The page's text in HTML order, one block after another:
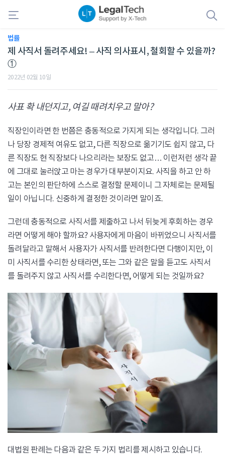
제 사직서 돌려주세요! – 사직 의사표시, 철회할 수 있을까?
①
2022년 02월 10일
법률
사표 확 내던지고, 여길 때려치우고 말아?
직장인이라면 한 번쯤은 충동적으로 가지게 되는 생각입니다. 그러
나 당장 경제적 여유도 없고, 다른 직장으로 옮기기도 쉽지 않고, 다
른 직장도 현 직장보다 나으리라는 보장도 없고… 이런저런 생각 끝
에 그대로 눌러앉고 마는 경우가 대부분이지요. 사직을 하고 안 하
고는 본인의 판단하에 스스로 결정할 문제이니 그 자체로는 문제될
일이 아닙니다. 신중하게 결정한 것이라면 말이죠.
그런데 충동적으로 사직서를 제출하고 나서 뒤늦게 후회하는 경우
라면 어떻게 해야 할까요? 사용자에게 마음이 바뀌었으니 사직서를
돌려달라고 말해서 사용자가 사직서를 반려한다면 다행이지만, 이
미 사직서를 수리한 상태라면, 또는 그와 같은 말을 듣고도 사직서
를 돌려주지 않고 사직서를 수리한다면, 어떻게 되는 것일까요?
대법원 판례는 다음과 같은 두 가지 법리를 제시하고 있습니다.